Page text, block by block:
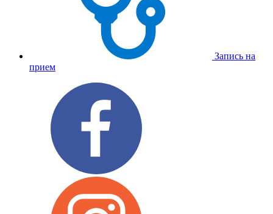
Запись на
прием